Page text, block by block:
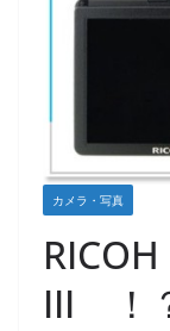
カメラ・写真
III ！